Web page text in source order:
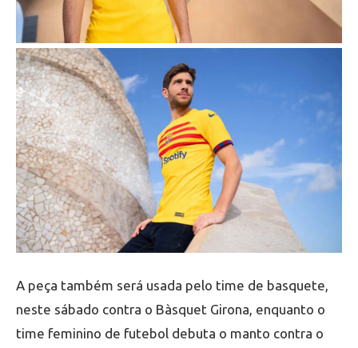
A peça também será usada pelo time de basquete,
neste sábado contra o Bàsquet Girona, enquanto o
time feminino de futebol debuta o manto contra o